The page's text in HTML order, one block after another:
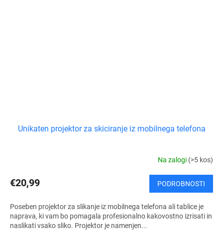
Unikaten projektor za skiciranje iz mobilnega telefona
Na zalogi (>5 kos)
€20,99 PODROBNOSTI
Poseben projektor za slikanje iz mobilnega telefona ali tablice je
naprava, ki vam bo pomagala profesionalno kakovostno izrisati in
naslikati vsako sliko. Projektor je namenjen...